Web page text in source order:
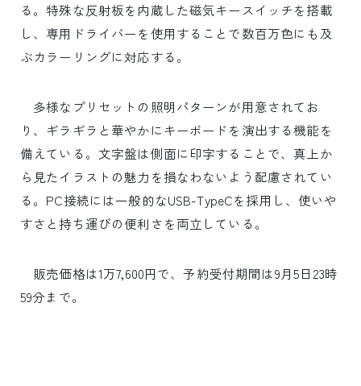
る。特殊な反射板を内蔵した磁気キースイッチを搭載
し、専用ドライバーを使用することで数百万色にも及
ぶカラーリングに対応する。
多様なプリセットの照明パターンが用意されてお
り、ギラギラと華やかにキーボードを演出する機能を
備えている。文字盤は側面に印字することで、真上か
ら見たイラストの魅力を損なわないよう配慮されてい
る。PC接続には一般的なUSB-TypeCを採用し、使いや
すさと持ち運びの便利さを両立している。
販売価格は1万7,600円で、予約受付期間は9月5日23時
59分まで。